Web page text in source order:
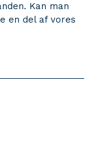
Kan man
en del af vores